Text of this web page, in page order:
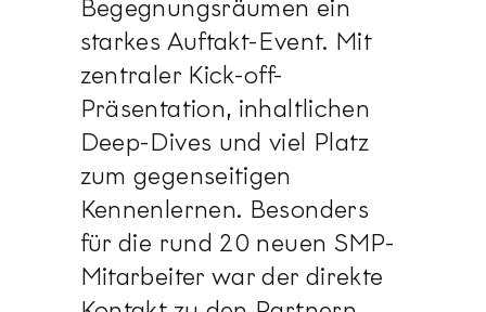
Begegnungsräumen ein
starkes Auftakt-Event. Mit
zentraler Kick-off-
Präsentation, inhaltlichen
Deep-Dives und viel Platz
zum gegenseitigen
Kennenlernen. Besonders
für die rund 20 neuen SMP-
Mitarbeiter war der direkte